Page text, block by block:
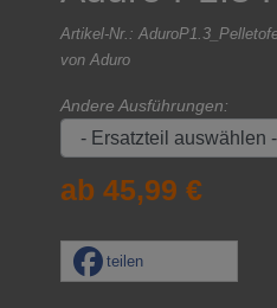
Artikel-Nr.:
vonAduro
Andere Ausführungen:
ab 45,99 €
teilen